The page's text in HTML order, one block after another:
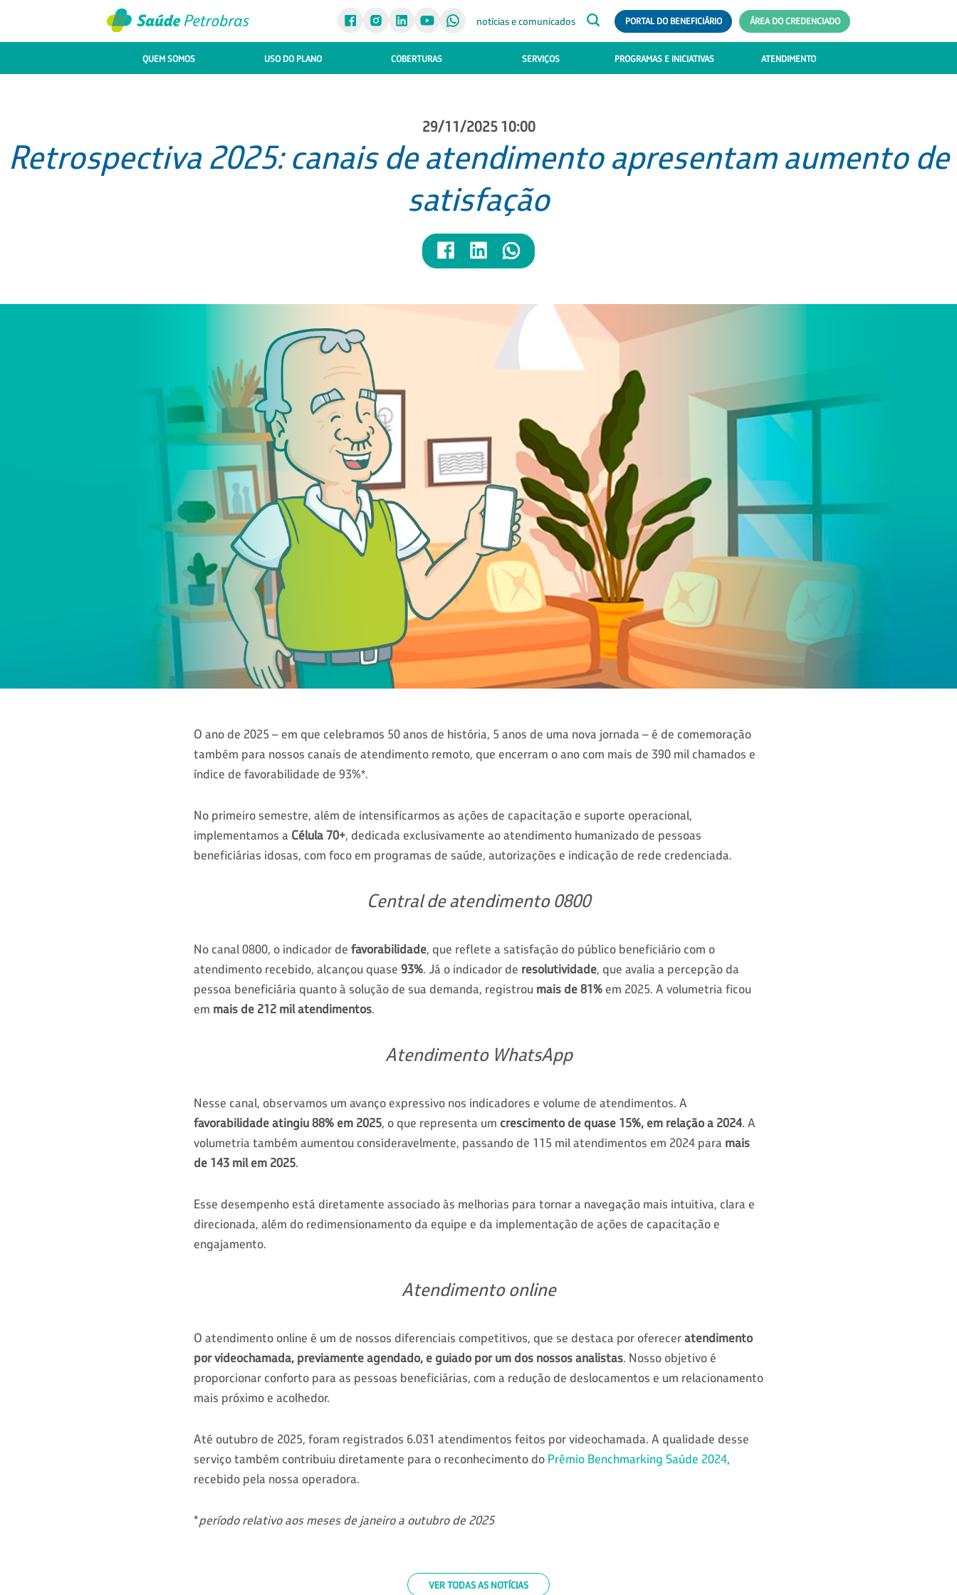
notícias e comunicados PORTAL DO BENEFICIÁRIO ÁREA DO CREDENCIADO
QUEM SOMOS USO DO PLANO COBERTURAS SERVIÇOS PROGRAMAS E INICIATIVAS ATENDIMENTO
29/11/2025 10:00
Retrospectiva 2025: canais de atendimento apresentam aumento de
satisfação
O ano de 2025 – em que celebramos 50 anos de história, 5 anos de uma nova jornada – é de comemoração
também para nossos canais de atendimento remoto, que encerram o ano com mais de 390 mil chamados e
índice de favorabilidade de 93%*.
No primeiro semestre, além de intensificarmos as ações de capacitação e suporte operacional,
implementamos a Célula 70+, dedicada exclusivamente ao atendimento humanizado de pessoas
beneficiárias idosas, com foco em programas de saúde, autorizações e indicação de rede credenciada.
Central de atendimento 0800
No canal 0800, o indicador de favorabilidade, que reflete a satisfação do público beneficiário com o
atendimento recebido, alcançou quase 93%. Já o indicador de resolutividade, que avalia a percepção da
pessoa beneficiária quanto à solução de sua demanda, registrou mais de 81% em 2025. A volumetria ficou
em mais de 212 mil atendimentos.
Atendimento WhatsApp
Nesse canal, observamos um avanço expressivo nos indicadores e volume de atendimentos. A
favorabilidade atingiu 88% em 2025, o que representa um crescimento de quase 15%, em relação a 2024. A
volumetria também aumentou consideravelmente, passando de 115 mil atendimentos em 2024 para mais
de 143 mil em 2025.
Esse desempenho está diretamente associado às melhorias para tornar a navegação mais intuitiva, clara e
direcionada, além do redimensionamento da equipe e da implementação de ações de capacitação e
engajamento.
Atendimento online
O atendimento online é um de nossos diferenciais competitivos, que se destaca por ofereceratendimento
por videochamada, previamente agendado, e guiado por um dos nossos analistas. Nosso objetivo é
proporcionar conforto para as pessoas beneficiárias, com a redução de deslocamentos e um relacionamento
mais próximo e acolhedor.
Até outubro de 2025, foram registrados 6.031 atendimentos feitos por videochamada. A qualidade desse
serviço também contribuiu diretamente para o reconhecimento do Prêmio Benchmarking Saúde 2024,
recebido pela nossa operadora.
*período relativo aos meses de janeiro a outubro de 2025
VER TODAS AS NOTÍCIAS